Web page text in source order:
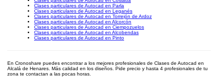
Clases particulares de Autocad en Parla
Clases particulares de Autocad en Leganés
Clases particulares de Autocad en Torrejón de Ardoz
Clases particulares de Autocad en Alcorcón
Clases particulares de Autocad en Ciempozuelos
Clases particulares de Autocad en Alcobendas
Clases particulares de Autocad en Pinto
En Cronoshare puedes encontrar a los mejores profesionales de Clases de Autocad en
Alcalá de Henares. Más calidad en los diseños. Pide precio y hasta 4 profesionales de tu
zona te contactan a las pocas horas.